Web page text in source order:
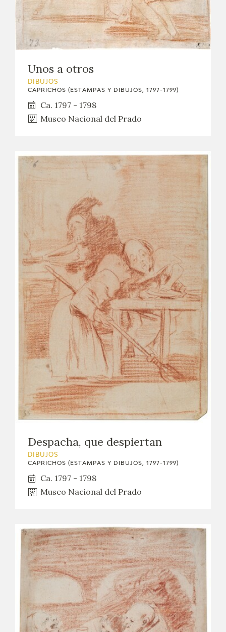
Unos a otros
DIBUJOS
CAPRICHOS (ESTAMPAS Y DIBUJOS, 1797-1799)
Ca. 1797 - 1798
Museo Nacional del Prado
Despacha, que despiertan
DIBUJOS
CAPRICHOS (ESTAMPAS Y DIBUJOS, 1797-1799)
Ca. 1797 - 1798
Museo Nacional del Prado